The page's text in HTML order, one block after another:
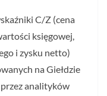
C/Z (cena
księgowej,
i zysku netto)
na Giełdzie
analityków